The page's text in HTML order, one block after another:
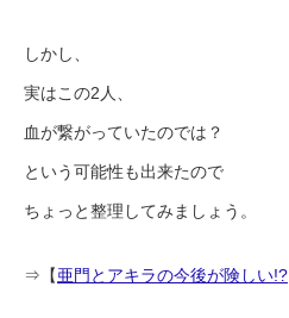
しかし、
実はこの2人、
血が繋がっていたのでは？
という可能性も出来たので
ちょっと整理してみましょう。
⇒【亜門とアキラの今後が険しい!?